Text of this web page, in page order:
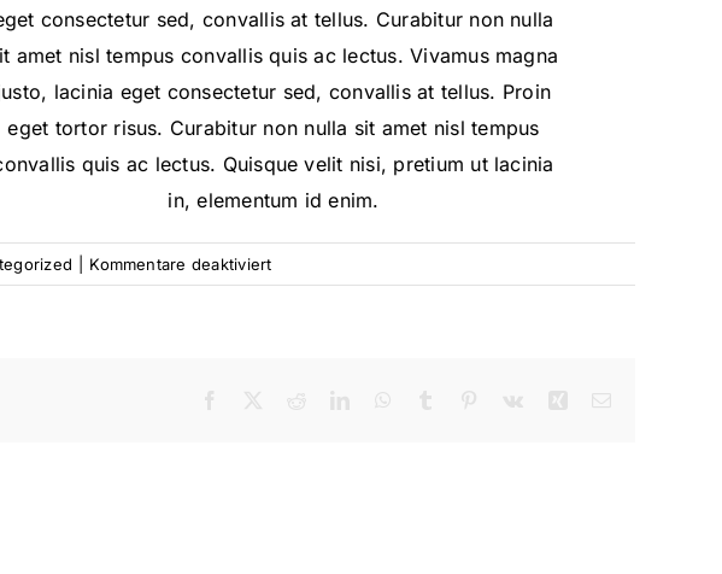
consectetur sed, convallis at tellus. Curabitur non nulla
amet nisl tempus convallis quis ac lectus. Vivamus magna
lacinia eget consectetur sed, convallis at tellus. Proin
eget tortor risus. Curabitur non nulla sit amet nisl tempus
quis ac lectus. Quisque velit nisi, pretium ut lacinia
in, elementum id enim.
Kommentare deaktiviertfür
Staining